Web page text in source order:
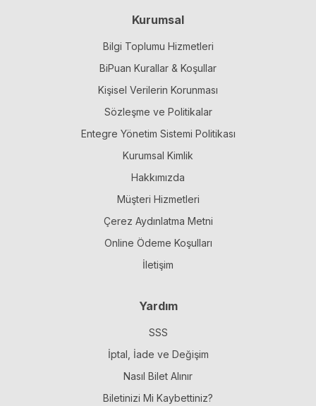
Kurumsal
Bilgi Toplumu Hizmetleri
BiPuan Kurallar & Koşullar
Kişisel Verilerin Korunması
Sözleşme ve Politikalar
Entegre Yönetim Sistemi Politikası
Kurumsal Kimlik
Hakkımızda
Müşteri Hizmetleri
Çerez Aydınlatma Metni
Online Ödeme Koşulları
İletişim
Yardım
SSS
İptal, İade ve Değişim
Nasıl Bilet Alınır
Biletinizi Mi Kaybettiniz?